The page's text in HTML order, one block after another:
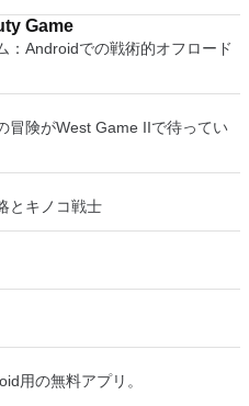
Game
：Androidでの戦術的オフロード
冒険がWest Game IIで待ってい
とキノコ戦士
用の無料アプリ。